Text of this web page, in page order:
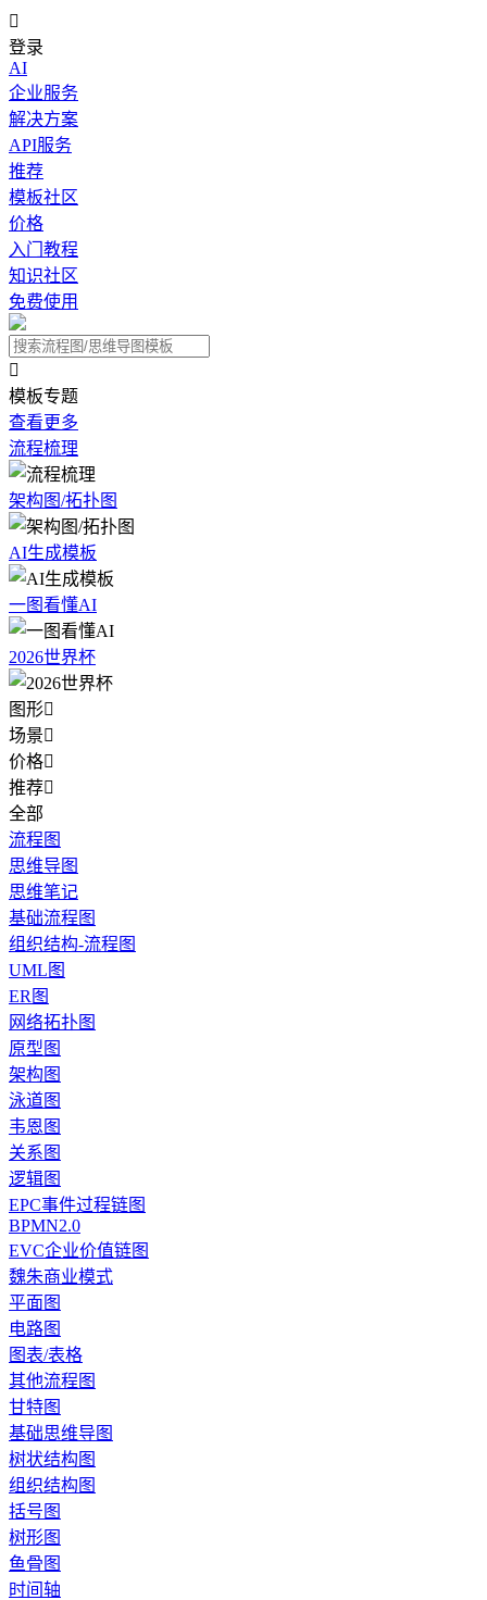

登录
AI
企业服务
解决方案
API服务
推荐
模板社区
价格
入门教程
知识社区
免费使用

模板专题
查看更多
流程梳理
架构图/拓扑图
AI生成模板
一图看懂AI
2026世界杯
图形
场景
价格
推荐
全部
流程图
思维导图
思维笔记
基础流程图
组织结构-流程图
UML图
ER图
网络拓扑图
原型图
架构图
泳道图
韦恩图
关系图
逻辑图
EPC事件过程链图
BPMN2.0
EVC企业价值链图
魏朱商业模式
平面图
电路图
图表/表格
其他流程图
甘特图
基础思维导图
树状结构图
组织结构图
括号图
树形图
鱼骨图
时间轴